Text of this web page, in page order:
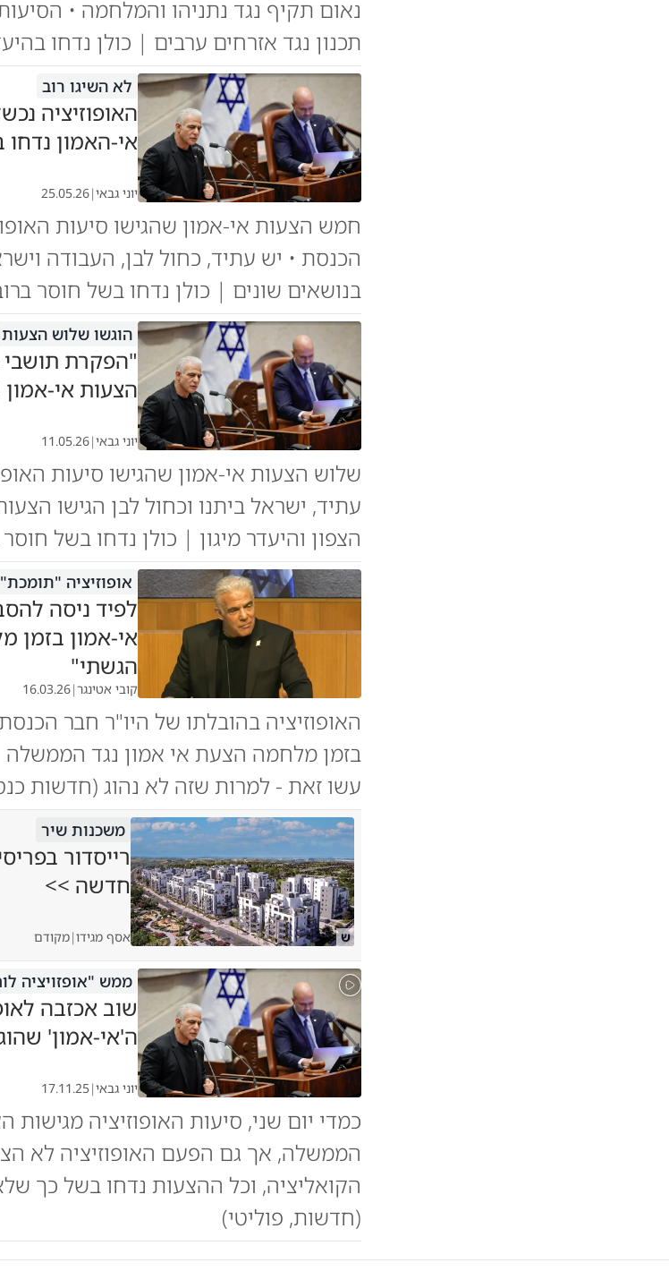
נאום תקיף נגד נתניהו והמלחמה •
תכנון נגד אזרחים ערבים | כולן נדחו
לא השיגו רוב
האופוזיציה
אי-האמון
יוני גבאי|
25.05.26
חמש הצעות אי-אמון שהגישו סיעות
הכנסת • יש עתיד, כחול לבן, העבודה
בנושאים שונים | כולן נדחו בשל חוסר
הוגשו שלוש הצעות
"הפקרת
הצעות אי-אמון
יוני גבאי|
11.05.26
שלוש הצעות אי-אמון שהגישו סיעות
עתיד, ישראל ביתנו וכחול לבן הגישו
הצפון והיעדר מיגון | כולן נדחו בשל חוסר
אופוזיציה "תומכת"
לפיד ניסה
אי-אמון בזמן
הגשתי"
קובי אטינגר|
16.03.26
האופוזיציה בהובלתו של היו"ר חבר
בזמן מלחמה הצעת אי אמון נגד הממשלה
עשו זאת - למרות שזה לא נהוג (חדשות
ש
משכנות שיר
רייסדור
חדשה >>
אסף מגידו|מקודם
ממש "אופזויציה
שוב אכזבה
ה'אי-אמון'
יוני גבאי|
17.11.25
כמדי יום שני, סיעות האופוזיציה מגישות
הממשלה, אך גם הפעם האופוזיציה לא
הקואליציה, וכל ההצעות נדחו בשל כך
(חדשות, פוליטי)